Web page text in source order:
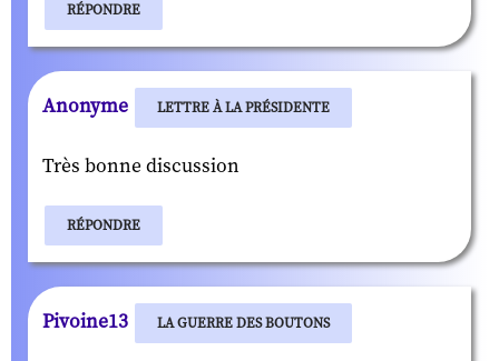
RÉPONDRE
Anonyme LETTRE À LA PRÉSIDENTE
Très bonne discussion
RÉPONDRE
Pivoine13 LA GUERRE DES BOUTONS